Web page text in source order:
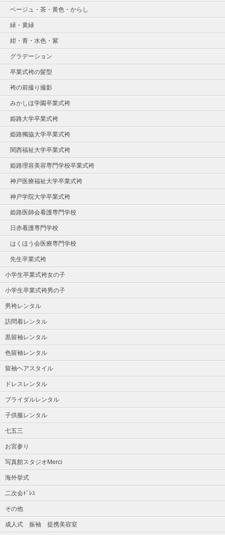
ベージュ・茶・黄色・からし
緑・黄緑
紺・青・水色・紫
グラデーション
卒業式袴の髪型
袴の前撮り撮影
みかしほ学園卒業式袴
姫路大学卒業式袴
姫路獨協大学卒業式袴
関西福祉大学卒業式袴
姫路理容美容専門学校卒業式袴
神戸医療福祉大学卒業式袴
神戸学院大学卒業式袴
姫路医師会看護専門学校
日赤看護専門学校
はくほう会医療専門学校
先生卒業式袴
小学生卒業式袴女の子
小学生卒業式袴男の子
男袴レンタル
訪問着レンタル
黒留袖レンタル
色留袖レンタル
留袖ヘアスタイル
ドレスレンタル
ブライダルレンタル
子供服レンタル
七五三
お宮参り
写真館スタジオMerci
海外挙式
二次会ﾄﾞﾚｽ
その他
成人式 振袖 提携美容室